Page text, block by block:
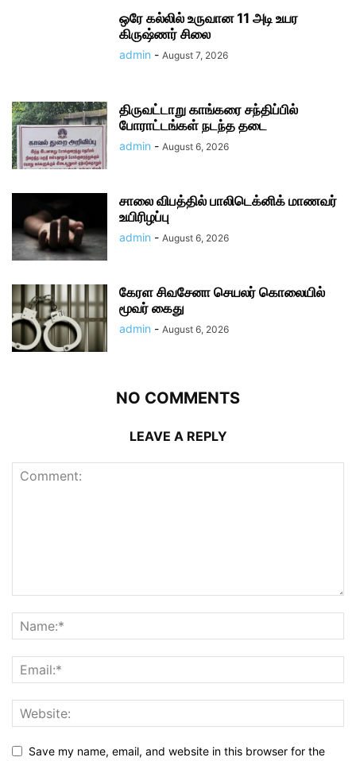
ஒரே கல்லில் உருவான 11 அடி உயர
கிருஷ்ணர் சிலை
admin - August 7, 2026
திருவட்டாறு காங்கரை சந்திப்பில்
போராட்டங்கள் நடந்த தடை
admin - August 6, 2026
சாலை விபத்தில் பாலிடெக்னிக் மாணவர்
உயிரிழப்பு
admin - August 6, 2026
கேரள சிவசேனா செயலர் கொலையில்
மூவர் கைது
admin - August 6, 2026
NO COMMENTS
LEAVE A REPLY
Save my name, email, and website in this browser for the